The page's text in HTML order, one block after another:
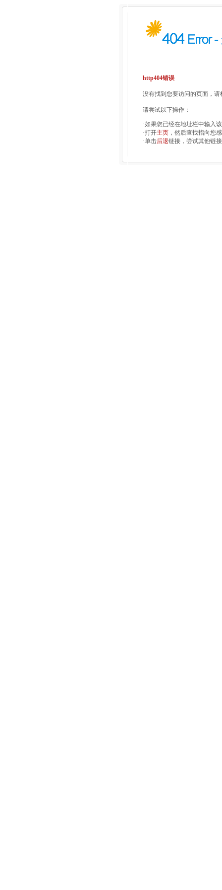
http404错误
没有找到您要访问的页面，
请尝试以下操作：
·如果您已经在地址栏中输入
·打开主页 ，然后查找指向您
·单击后退链接，尝试其他链